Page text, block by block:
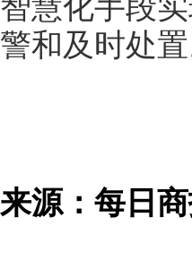
警和及时处置
来源：每日